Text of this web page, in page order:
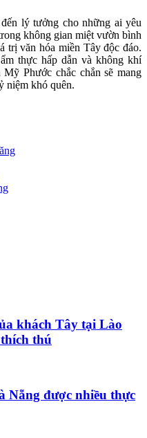
lý tưởng cho những ai yêu
không gian miệt vườn bình
trị văn hóa miền Tây độc đáo.
thực hấp dẫn và không khí
Phước chắc chắn sẽ mang
niệm khó quên.
khách Tây tại Lào
thú
Nẵng được nhiều thực